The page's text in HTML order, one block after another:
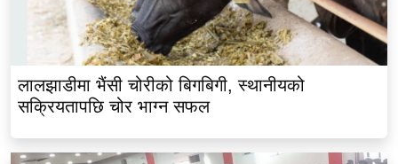
लालझाडीमा भैंसी चोरीको बिगबिगी, स्थानीयको
सक्रियतापछि चोर भाग्न सफल